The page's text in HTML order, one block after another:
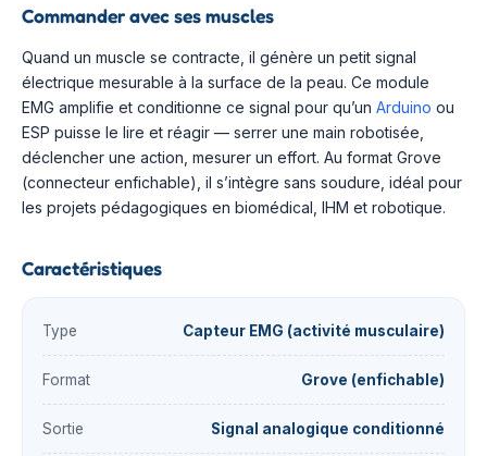
Commander avec ses muscles
Quand un muscle se contracte, il génère un petit signal
électrique mesurable à la surface de la peau. Ce module
EMG amplifie et conditionne ce signal pour qu’un Arduino ou
ESP puisse le lire et réagir — serrer une main robotisée,
déclencher une action, mesurer un effort. Au format Grove
(connecteur enfichable), il s’intègre sans soudure, idéal pour
les projets pédagogiques en biomédical, IHM et robotique.
Caractéristiques
Type Capteur EMG (activité musculaire)
Format Grove (enfichable)
Sortie Signal analogique conditionné